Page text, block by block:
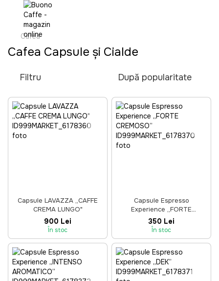
Cafea
Cafea Capsule și Cialde
Filtru După popularitate
Capsule LAVAZZA „CAFFE
CREMA LUNGO"
900 Lei
În stoc
Capsule Espresso
Experience „FORTE
CREMOSO”
350 Lei
În stoc